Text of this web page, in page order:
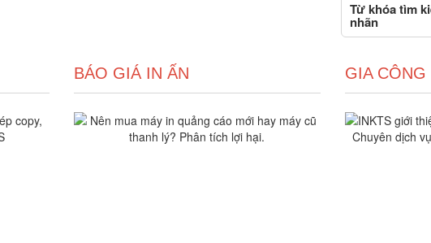
Từ khóa tìm
nhãn
BÁO GIÁ IN ẤN GIA CÔNG